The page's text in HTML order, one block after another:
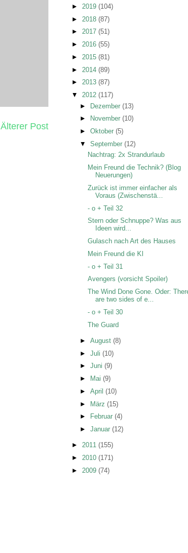
Älterer Post
► 2019 (104)
► 2018 (87)
► 2017 (51)
► 2016 (55)
► 2015 (81)
► 2014 (89)
► 2013 (87)
▼ 2012 (117)
► Dezember (13)
►
November (10)
► Oktober (5)
▼ September (12)
Nachtrag: 2x Strandurlaub
Mein Freund die Technik? (Blog
Neuerungen)
Zurück ist immer einfacher als
Voraus (Zwischenstä...
- o + Teil 32
Stern oder Schnuppe? Was aus
Ideen wird...
Gulasch nach Art des Hauses
Mein Freund die KI
- o + Teil 31
Avengers (vorsicht Spoiler)
The Wind Done Gone. Oder:
are two sides of e...
- o + Teil 30
The Guard
► August (8)
► Juli (10)
► Juni (9)
►
Mai (9)
► April (10)
► März (15)
►
Februar (4)
► Januar (12)
► 2011 (155)
► 2010 (171)
► 2009 (74)